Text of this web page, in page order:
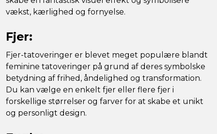
vækst, kærlighed og fornyelse.
Fjer:
Fjer-tatoveringer er blevet meget populære blandt
feminine tatoveringer på grund af deres symbolske
betydning af frihed, åndelighed og transformation.
Du kan vælge en enkelt fjer eller flere fjer i
forskellige størrelser og farver for at skabe et unikt
og personligt design.